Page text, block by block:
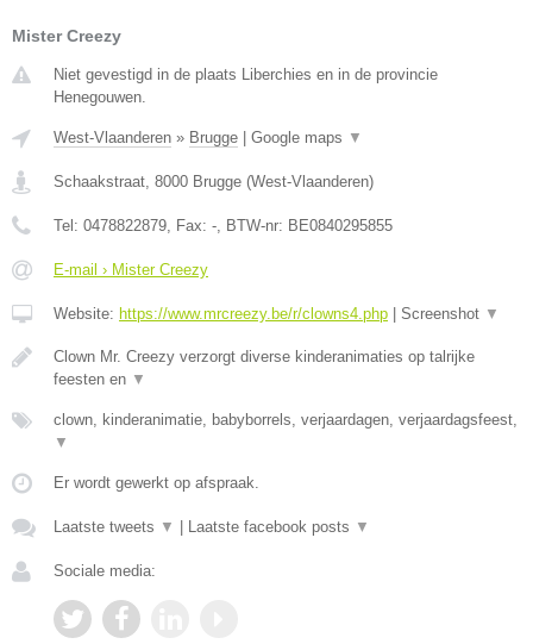
Mister Creezy
Niet gevestigd in de plaats Liberchies en in de provincie
Henegouwen.
West-Vlaanderen » Brugge Google maps ▼
Schaakstraat, 8000 Brugge (West-Vlaanderen)
Tel: 0478822879, Fax: -, BTW-nr: BE0840295855
E-mail › Mister Creezy
Website: https://www.mrcreezy.be/r/clowns4.php Screenshot ▼
Clown Mr. Creezy verzorgt diverse kinderanimaties op talrijke
feesten en ▼
clown, kinderanimatie, babyborrels, verjaardagen, verjaardagsfeest,
▼
Er wordt gewerkt op afspraak.
Laatste tweets ▼ Laatste facebook posts ▼
Sociale media: